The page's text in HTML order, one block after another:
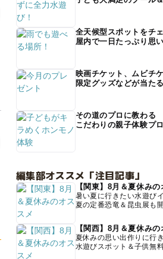
全天候型スポットをチ
屋内で一日たっぷり思
映画チケット、ムビチケ
限定グッズなどが当たる
その道のプロに教わる
こだわりの親子体験プ
編集部オススメ「注目記事」
【関東】8月＆夏休みの
暑い夏に行きたい水遊び
夏の定番恐竜＆昆虫展も
【関西】8月＆夏休みの
夏休みの思い出作りに行
水遊びスポット＆子供無